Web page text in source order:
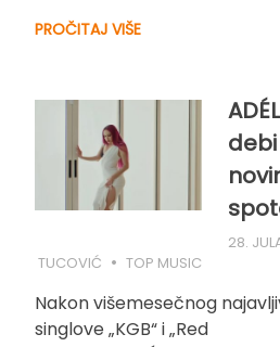
PROČITAJ VIŠE
debi
28.
TUCOVIĆ
TOP MUSIC
Nakon višemesečnog
singlove „KGB“ i „Red